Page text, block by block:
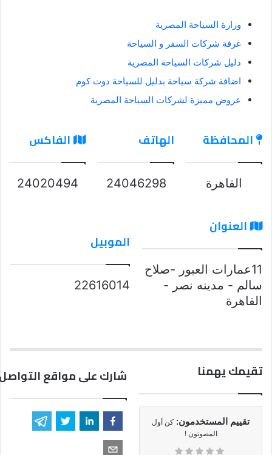
وزارة السياحة المصرية
غرفة شركات السفر و السياحة
دليل شركات السياحة المصرية
اضافة شركة سياحة بدليل للسياحة دوت كوم
عروض مميزة لشركات السياحة المصرية
المحافظة
القاهرة
الهاتف
24046298
الفاكس
24020494
العنوان
11عمارات العبور -صلاح
سالم - مدينه نصر -
القاهرة
الموبيل
22616014
تقيمك يهمنا
تقييم المستخدمون: كن أول
المصوتون !
شارك على مواقع